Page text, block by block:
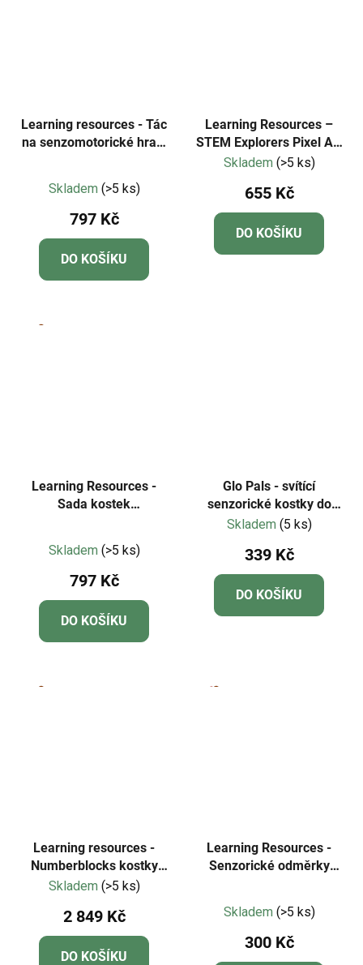
Learning resources - Tác
na senzomotorické hraní
hodnocení
produktu
je
4,7
z
Skladem (>5 ks)
797 Kč
DO KOŠÍKU
Learning Resources –
STEM Explorers Pixel Art
Challenge
Skladem (>5 ks)
655 Kč
DO KOŠÍKU
Learning Resources -
Sada kostek
MathLink® s číselnými
bloky 1–10
hodnocení
produktu
je
5,0
z
Skladem (>5 ks)
797 Kč
DO KOŠÍKU
Glo Pals - svítící
senzorické kostky do
vody-zelená - Pippa 4ks
Skladem (5 ks)
339 Kč
DO KOŠÍKU
Learning resources -
Numberblocks kostky
Mathlinks HEROES with
Skladem (>5 ks)
2 849 Kč
DO KOŠÍKU
Learning Resources -
Senzorické odměrky
hodnocení
produktu
Skladem (>5 ks)
300 Kč